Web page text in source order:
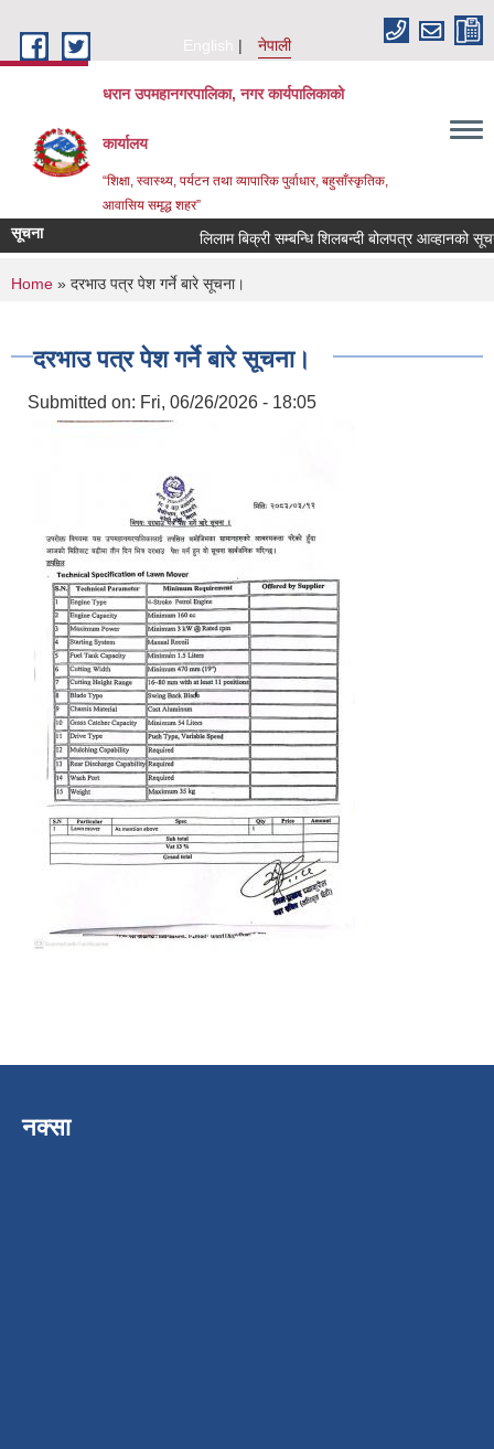
English
नेपाली
धरान उपमहानगरपालिका, नगर कार्यपालिकाको
कार्यालय
“शिक्षा, स्वास्थ्य, पर्यटन तथा व्यापारिक पुर्वाधार, बहुसाँस्कृतिक,
आवासिय समृद्ध शहर”
सूचना लिलाम बिक्री सम्बन्धि शिलबन्दी बोलपत्र
You are here
Home » दरभाउ पत्र पेश गर्ने बारे सूचना।
दरभाउ पत्र पेश गर्ने बारे सूचना।
Submitted on: Fri, 06/26/2026 - 18:05
नक्सा